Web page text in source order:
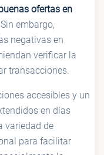
ofertas en
embargo,
negativas en
verificar la
transacciones.
accesibles y un
en días
variedad de
para facilitar